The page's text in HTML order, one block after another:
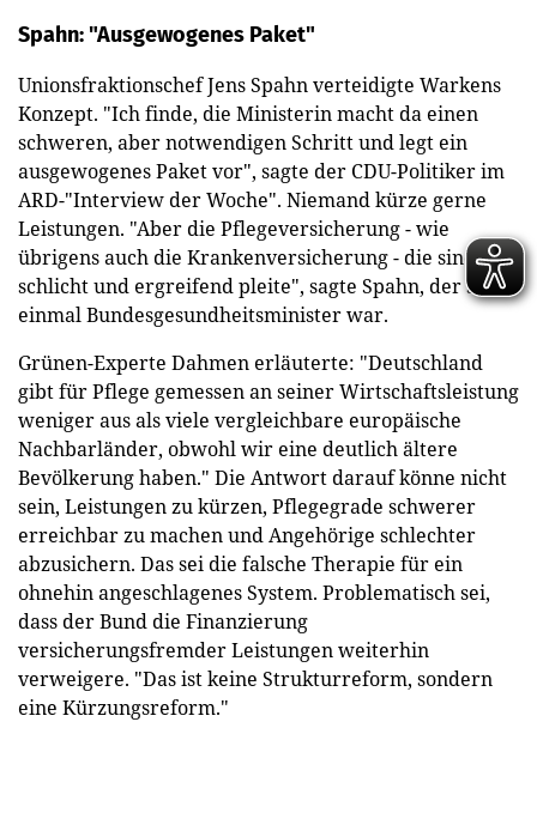
Spahn: "Ausgewogenes Paket"
Unionsfraktionschef Jens Spahn verteidigte Warkens
Konzept. "Ich finde, die Ministerin macht da einen
schweren, aber notwendigen Schritt und legt ein
ausgewogenes Paket vor", sagte der CDU-Politiker im
ARD-"Interview der Woche". Niemand kürze gerne
Leistungen. "Aber die Pflegeversicherung - wie
übrigens auch die Krankenversicherung - die sind
schlicht und ergreifend pleite", sagte Spahn, der selbst
einmal Bundesgesundheitsminister war.
Grünen-Experte Dahmen erläuterte: "Deutschland
gibt für Pflege gemessen an seiner Wirtschaftsleistung
weniger aus als viele vergleichbare europäische
Nachbarländer, obwohl wir eine deutlich ältere
Bevölkerung haben." Die Antwort darauf könne nicht
sein, Leistungen zu kürzen, Pflegegrade schwerer
erreichbar zu machen und Angehörige schlechter
abzusichern. Das sei die falsche Therapie für ein
ohnehin angeschlagenes System. Problematisch sei,
dass der Bund die Finanzierung
versicherungsfremder Leistungen weiterhin
verweigere. "Das ist keine Strukturreform, sondern
eine Kürzungsreform."